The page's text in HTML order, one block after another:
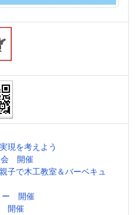
現を考えよう
会 開催
子で木工教室＆バーベキュ
ー 開催
開催